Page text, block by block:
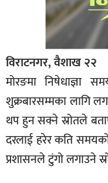
विराटनगर, वैशाख २२
मोरङमा
शुक्रबारसम्मका लागि
थप हुन सक्ने स्रोतले
दरलाई हरेर कति समयको
प्रशासनले टुंगो लगाउने